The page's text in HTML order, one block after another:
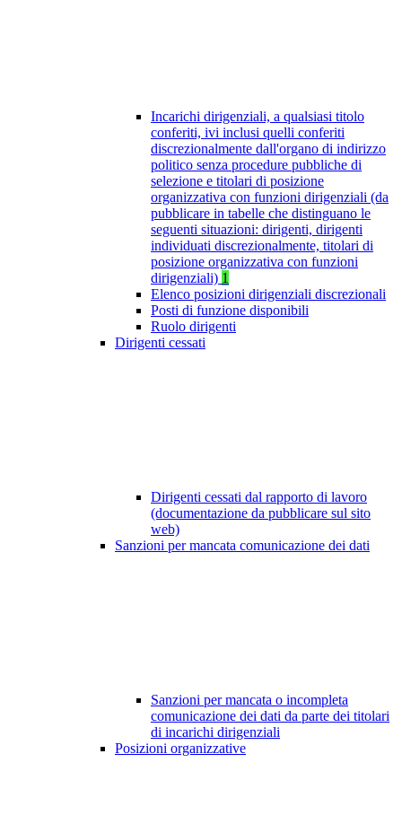
Incarichi dirigenziali, a qualsiasi titolo
conferiti, ivi inclusi quelli conferiti
discrezionalmente dall'organo di indirizzo
politico senza procedure pubbliche di
selezione e titolari di posizione
organizzativa con funzioni dirigenziali (da
pubblicare in tabelle che distinguano le
seguenti situazioni: dirigenti, dirigenti
individuati discrezionalmente, titolari di
posizione organizzativa con funzioni
dirigenziali) 1
Elenco posizioni dirigenziali discrezionali
Posti di funzione disponibili
Ruolo dirigenti
Dirigenti cessati
Dirigenti cessati dal rapporto di lavoro
(documentazione da pubblicare sul sito
web)
Sanzioni per mancata comunicazione dei dati
Sanzioni per mancata o incompleta
comunicazione dei dati da parte dei titolari
di incarichi dirigenziali
Posizioni organizzative